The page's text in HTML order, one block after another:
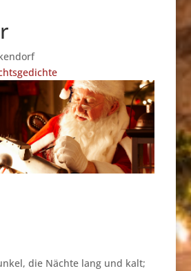
die Nächte lang und kalt;